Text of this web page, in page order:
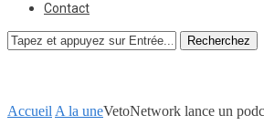
Contact
Recherchez
Accueil A la uneVetoNetwork lance un